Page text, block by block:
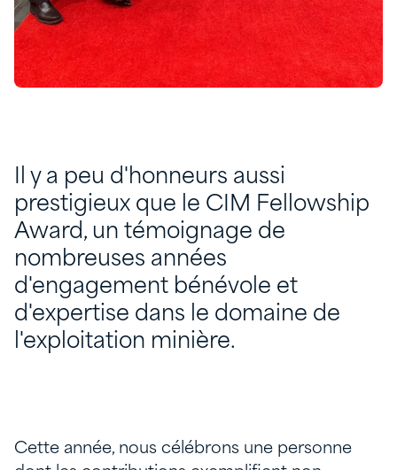
Il y a peu d'honneurs aussi
prestigieux que le CIM Fellowship
Award, un témoignage de
nombreuses années
d'engagement bénévole et
d'expertise dans le domaine de
l'exploitation minière.
Cette année, nous célébrons une personne